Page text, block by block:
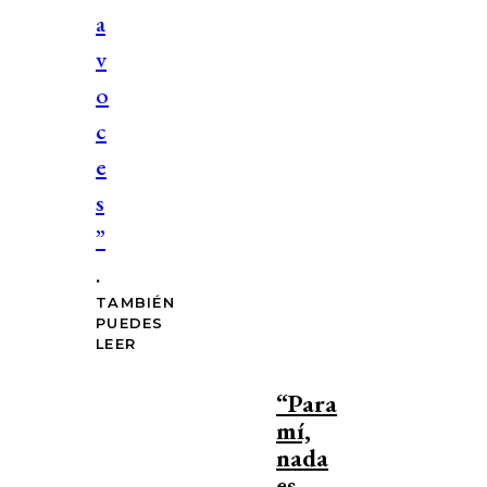
a
v
o
c
e
s
”
.
TAMBIÉN
PUEDES
LEER
“Para
mí,
nada